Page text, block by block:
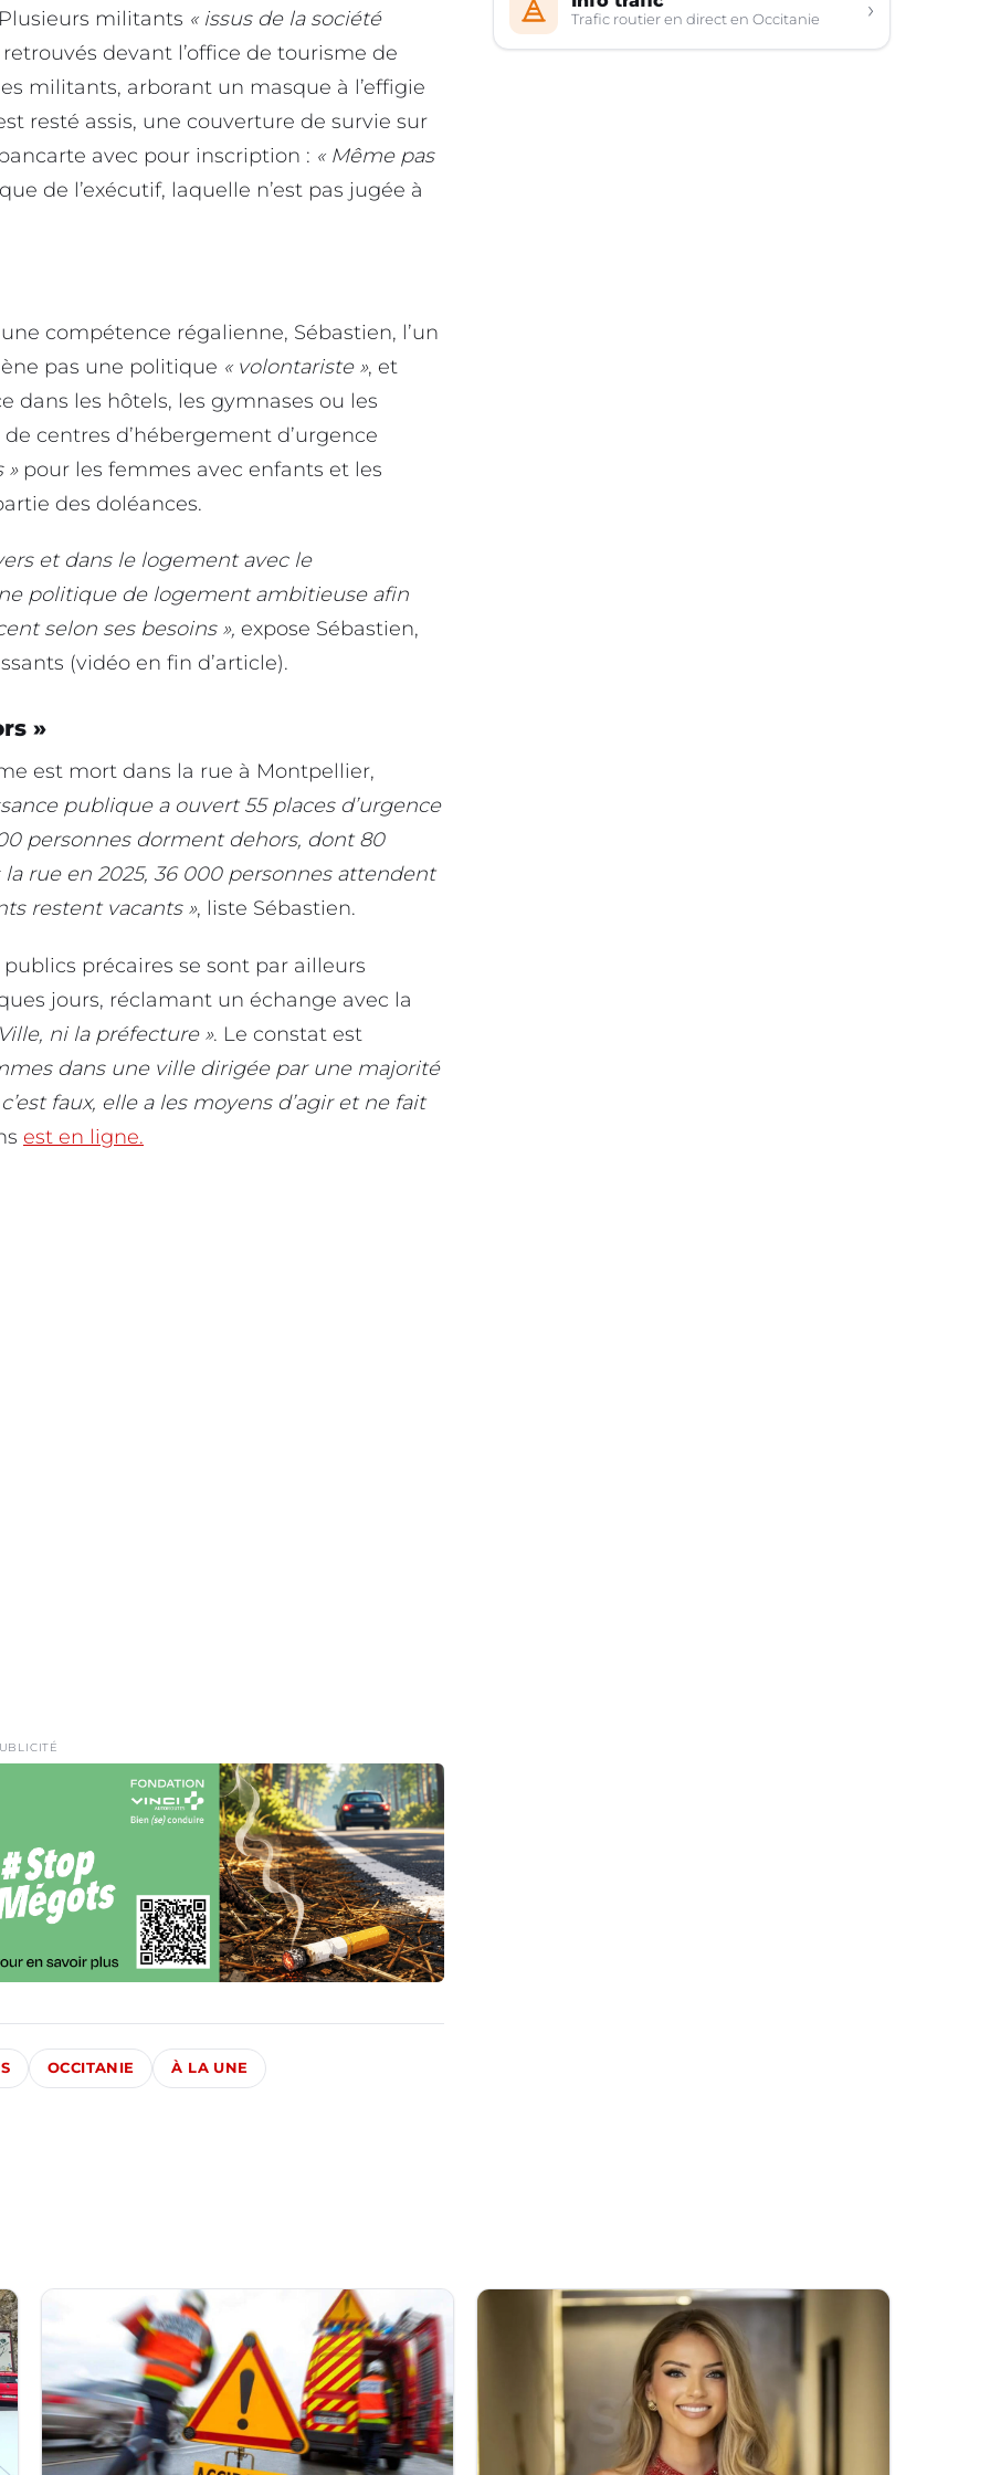
militants « issus de la société
devant l’office de tourisme de
militants, arborant un masque à l’effigie
resté assis, une couverture de survie sur
avec pour inscription : « Même pas
de l’exécutif, laquelle n’est pas jugée à
compétence régalienne, Sébastien, l’un
pas une politique « volontariste », et
dans les hôtels, les gymnases ou les
centres d’hébergement d’urgence
»pour les femmes avec enfants et les
des doléances.
et dans le logement avec le
politique de logement ambitieuse afin
selon ses besoins », expose Sébastien,
(vidéo en fin d’article).
»
est mort dans la rue à Montpellier,
publique a ouvert 55 places d’urgence
personnes dorment dehors, dont 80
rue en 2025, 36 000 personnes attendent
restent vacants », liste Sébastien.
précaires se sont par ailleurs
jours, réclamant un échange avec la
ni la préfecture ». Le constat est
dans une ville dirigée par une majorité
faux, elle a les moyens d’agir et ne fait
est en ligne.
OCCITANIE À LA UNE
Trafic routier en direct en Occitanie ›